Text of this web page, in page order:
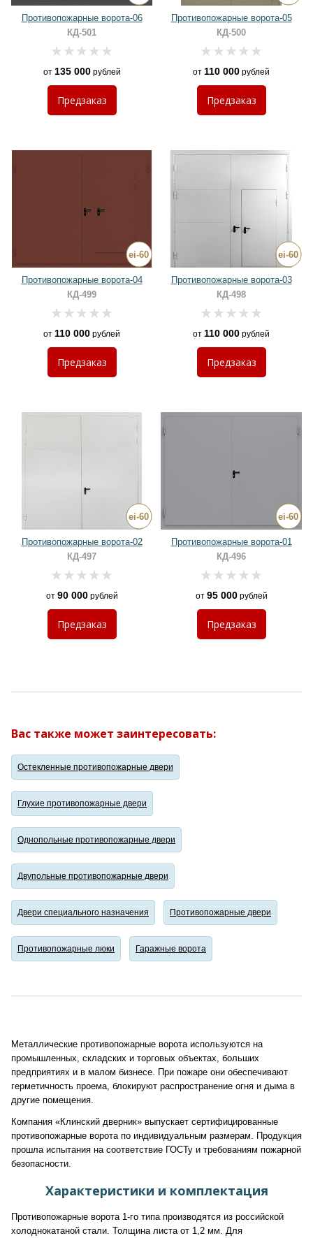
Противопожарные ворота-06
КД-501
от 135 000рублей
Предзаказ
Противопожарные ворота-05
КД-500
от 110 000 рублей
Предзаказ
Противопожарные ворота-04
КД-499
от 110 000 рублей
Предзаказ
Противопожарные ворота-03
КД-498
от 110 000 рублей
Предзаказ
Противопожарные ворота-02
КД-497
от 90 000рублей
Предзаказ
Противопожарные ворота-01
КД-496
от 95 000рублей
Предзаказ
Вас также может заинтересовать:
Остекленные противопожарные двери
Глухие противопожарные двери
Однопольные противопожарные двери
Двупольные противопожарные двери
Двери специального назначения Противопожарные двери
Противопожарные люки Гаражные ворота
Металлические противопожарные ворота используются на
промышленных, складских и торговых объектах, больших
предприятиях и в малом бизнесе. При пожаре они обеспечивают
герметичность проема, блокируют распространение огня и дыма в
другие помещения.
Компания «Клинский дверник» выпускает сертифицированные
противопожарные ворота по индивидуальным размерам. Продукция
прошла испытания на соответствие ГОСТу и требованиям пожарной
безопасности.
Характеристики и комплектация
Противопожарные ворота 1-го типа производятся из российской
холоднокатаной стали. Толщина листа от 1,2 мм. Для